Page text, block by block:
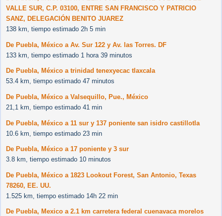
VALLE SUR, C.P. 03100, ENTRE SAN FRANCISCO Y PATRICIO
SANZ, DELEGACIÓN BENITO JUAREZ
138 km, tiempo estimado 2h 5 min
De Puebla, México a Av. Sur 122 y Av. las Torres. DF
133 km, tiempo estimado 1 hora 39 minutos
De Puebla, México a trinidad tenexyecac tlaxcala
53.4 km, tiempo estimado 47 minutos
De Puebla, México a Valsequillo, Pue., México
21,1 km, tiempo estimado 41 min
De Puebla, México a 11 sur y 137 poniente san isidro castillotla
10.6 km, tiempo estimado 23 min
De Puebla, México a 17 poniente y 3 sur
3.8 km, tiempo estimado 10 minutos
De Puebla, México a 1823 Lookout Forest, San Antonio, Texas
78260, EE. UU.
1.525 km, tiempo estimado 14h 22 min
De Puebla, Mexico a 2.1 km carretera federal cuenavaca morelos